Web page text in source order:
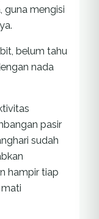
guna mengisi
belum tahu
nada
pasir
sudah
hampir tiap